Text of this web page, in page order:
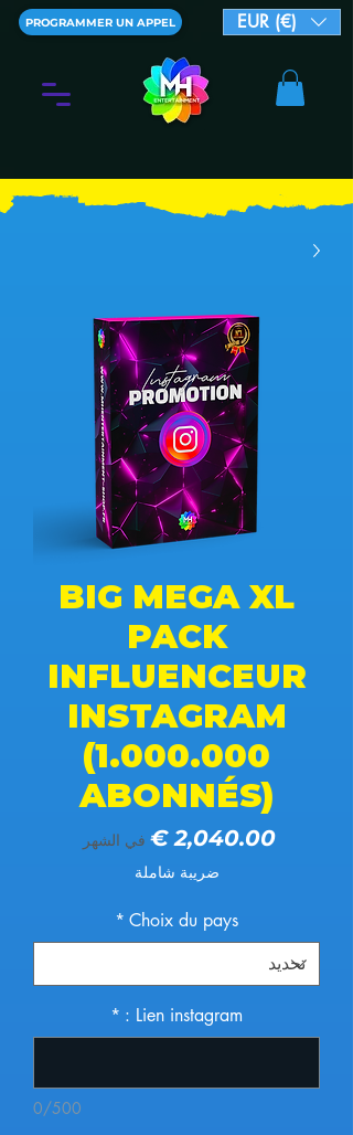
PROGRAMMER UN APPEL EUR (€)
BIG MEGA XL
PACK
INFLUENCEUR
INSTAGRAM
(1.000.000
ABONNÉS)
السعر
في الشهر
ضريبة شاملة
Choix du pays
*
Lien instagram :
*
0/500